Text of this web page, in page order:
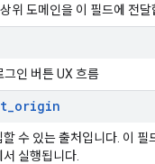
위 도메인을 이 필드에 전달
인 버튼 UX 흐름
_origin
수 있는 출처입니다. 이 필
실행됩니다.